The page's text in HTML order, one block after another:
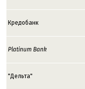
Кредобанк
Platinum Bank
"Дельта"